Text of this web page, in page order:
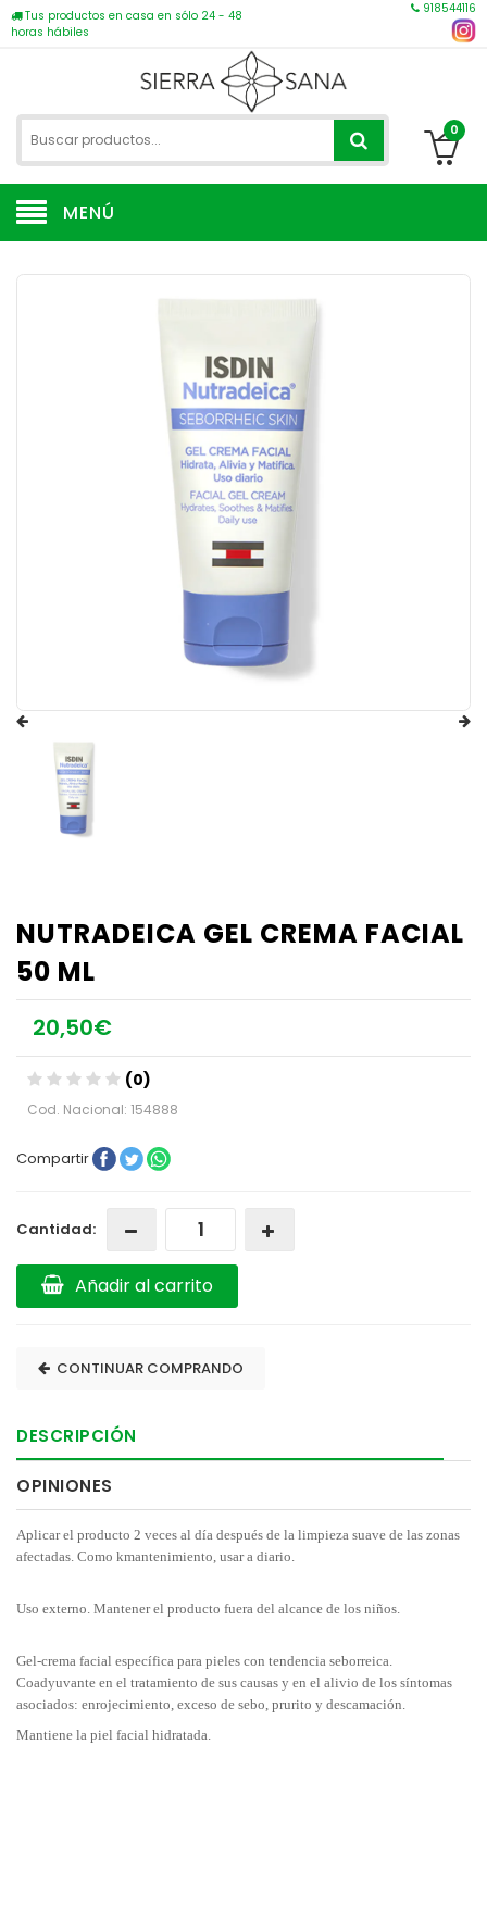
Tus productos en casa en sólo 24 - 48
horas hábiles
918544116
0
MENÚ
NUTRADEICA GEL CREMA FACIAL
50 ML
20,50€
(0)
Cod. Nacional: 154888
Compartir
Cantidad:
Añadir al carrito
CONTINUAR COMPRANDO
DESCRIPCIÓN
OPINIONES
Aplicar el producto 2 veces al día después de la limpieza suave de las zonas
afectadas. Como kmantenimiento, usar a diario.
Uso externo. Mantener el producto fuera del alcance de los niños.
Gel-crema facial específica para pieles con tendencia seborreica.
Coadyuvante en el tratamiento de sus causas y en el alivio de los síntomas
asociados: enrojecimiento, exceso de sebo, prurito y descamación.
Mantiene la piel facial hidratada.